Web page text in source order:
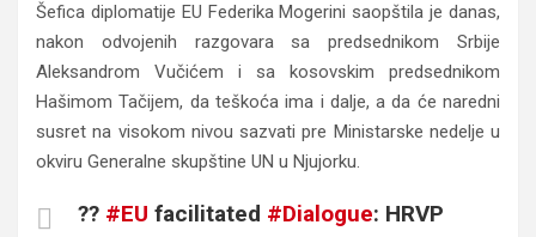
Šefica diplomatije EU Federika Mogerini saopštila je danas,
nakon odvojenih razgovara sa predsednikom Srbije
Aleksandrom Vučićem i sa kosovskim predsednikom
Hašimom Tačijem, da teškoća ima i dalje, a da će naredni
susret na visokom nivou sazvati pre Ministarske nedelje u
okviru Generalne skupštine UN u Njujorku.
?? #EU facilitated #Dialogue: HRVP